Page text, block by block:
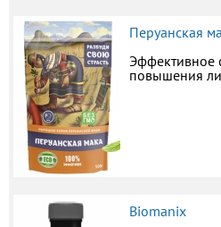
Перуанская
Эффективное
повышения
Biomanix